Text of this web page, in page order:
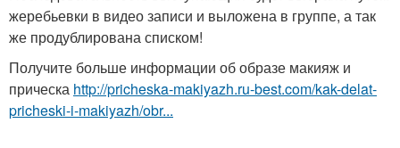
жеребьевки в видео записи и выложена в группе, а так
же продублирована списком!
Получите больше информации об образе макияж и
прическа http://pricheska-makiyazh.ru-best.com/kak-delat-
pricheski-i-makiyazh/obr...